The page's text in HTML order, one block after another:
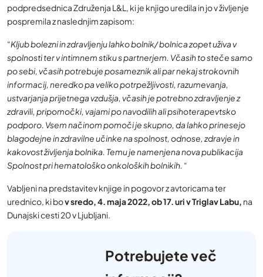
podpredsednica Združenja L&L, ki je knjigo uredila in jo v življenje
pospremila z naslednjim zapisom:
“Kljub bolezni in zdravljenju lahko bolnik/ bolnica zopet uživa v
spolnosti ter v intimnem stiku s partnerjem. Včasih to steče samo
po sebi, včasih potrebuje posameznik ali par nekaj strokovnih
informacij, neredko pa veliko potrpežljivosti, razumevanja,
ustvarjanja prijetnega vzdušja, včasih je potrebno zdravljenje z
zdravili, pripomočki, vajami po navodilih ali psihoterapevtsko
podporo. Vsem načinom pomoči je skupno, da lahko prinesejo
blagodejne in zdravilne učinke na spolnost, odnose, zdravje in
kakovost življenja bolnika. Temu je namenjena nova publikacija
Spolnost pri hematološko onkoloških bolnikih. “
Vabljeni na predstavitev knjige in pogovor z avtoricama ter
urednico, ki bov sredo, 4. maja 2022, ob 17. uri v Triglav Labu, na
Dunajski cesti 20 v Ljubljani.
Potrebujete več